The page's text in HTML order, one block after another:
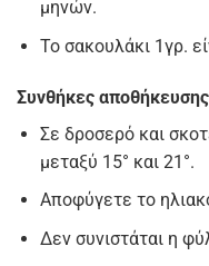
μηνών.
Το σακουλάκι 1γρ.
Συνθήκες αποθήκευσης
Σε δροσερό και
μεταξύ 15° και 21°.
Αποφύγετε το
Δεν συνιστάται η